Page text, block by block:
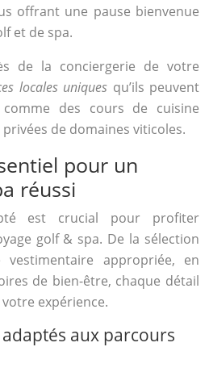
offrant une pause bienvenue
et de spa.
de la conciergerie de votre
locales uniques qu’ils peuvent
des cours de cuisine
de domaines viticoles.
pour un
réussi
est crucial pour profiter
golf & spa. De la sélection
appropriée, en
de bien-être, chaque détail
expérience.
aux parcours